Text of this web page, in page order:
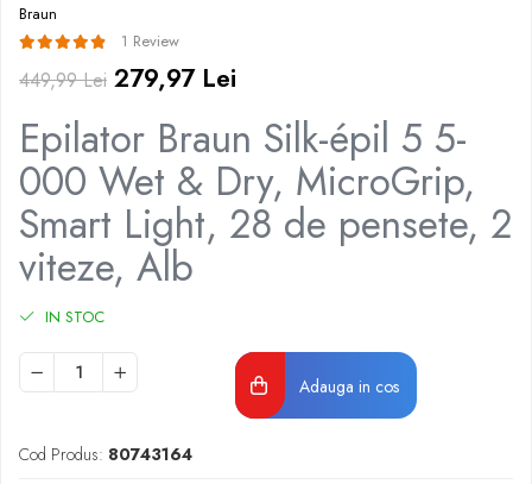
Vopsele si Pigmenti
Braun
1 Review
449,99 Lei 279,97 Lei
Epilator Braun Silk-épil 5 5-
000 Wet & Dry, MicroGrip,
Smart Light, 28 de pensete, 2
viteze, Alb
IN STOC
Adauga in cos
Cod Produs: 80743164